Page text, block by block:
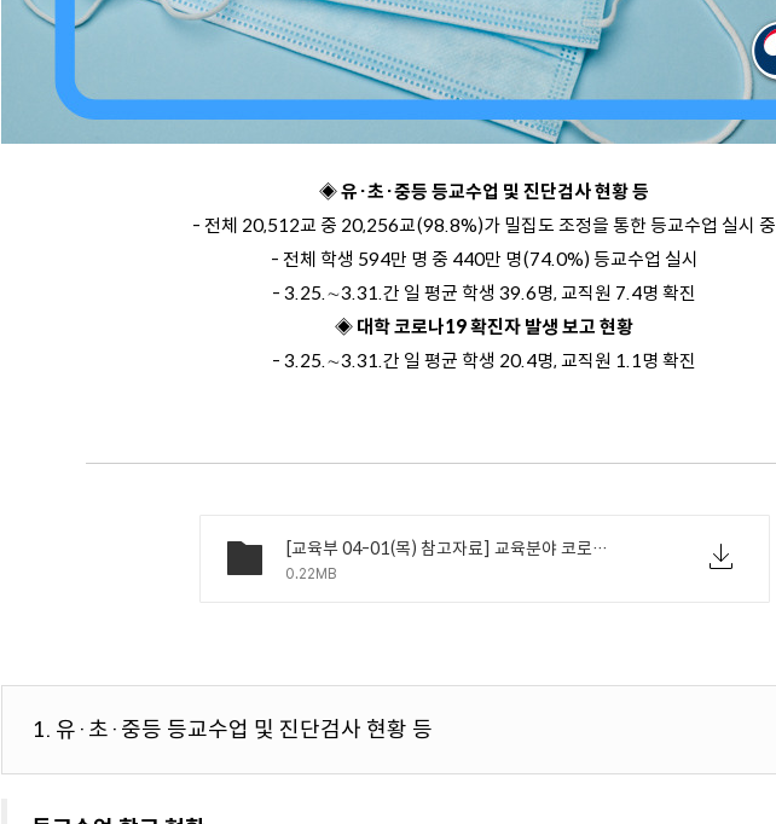
◈ 유·초·중등 등교수업 및 진단검사 현황 등
- 전체 20,512교 중 20,256교(98.8%)가 밀집도 조정을 통한 등교수업 실시 중
- 전체 학생 594만 명 중 440만 명(74.0%) 등교수업 실시
- 3.25.∼3.31.간 일 평균 학생 39.6명, 교직원 7.4명 확진
◈ 대학 코로나19 확진자 발생 보고 현황
- 3.25.∼3.31.간 일 평균 학생 20.4명, 교직원 1.1명 확진
[교육부 04-01(목) 참고자료] 교육분야 코로나19 현황 자료(4.1.).pdf
0.22MB
1. 유·초·중등 등교수업 및 진단검사 현황 등